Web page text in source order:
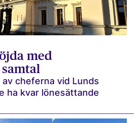
med
cheferna vid Lunds
ha kvar lönesättande